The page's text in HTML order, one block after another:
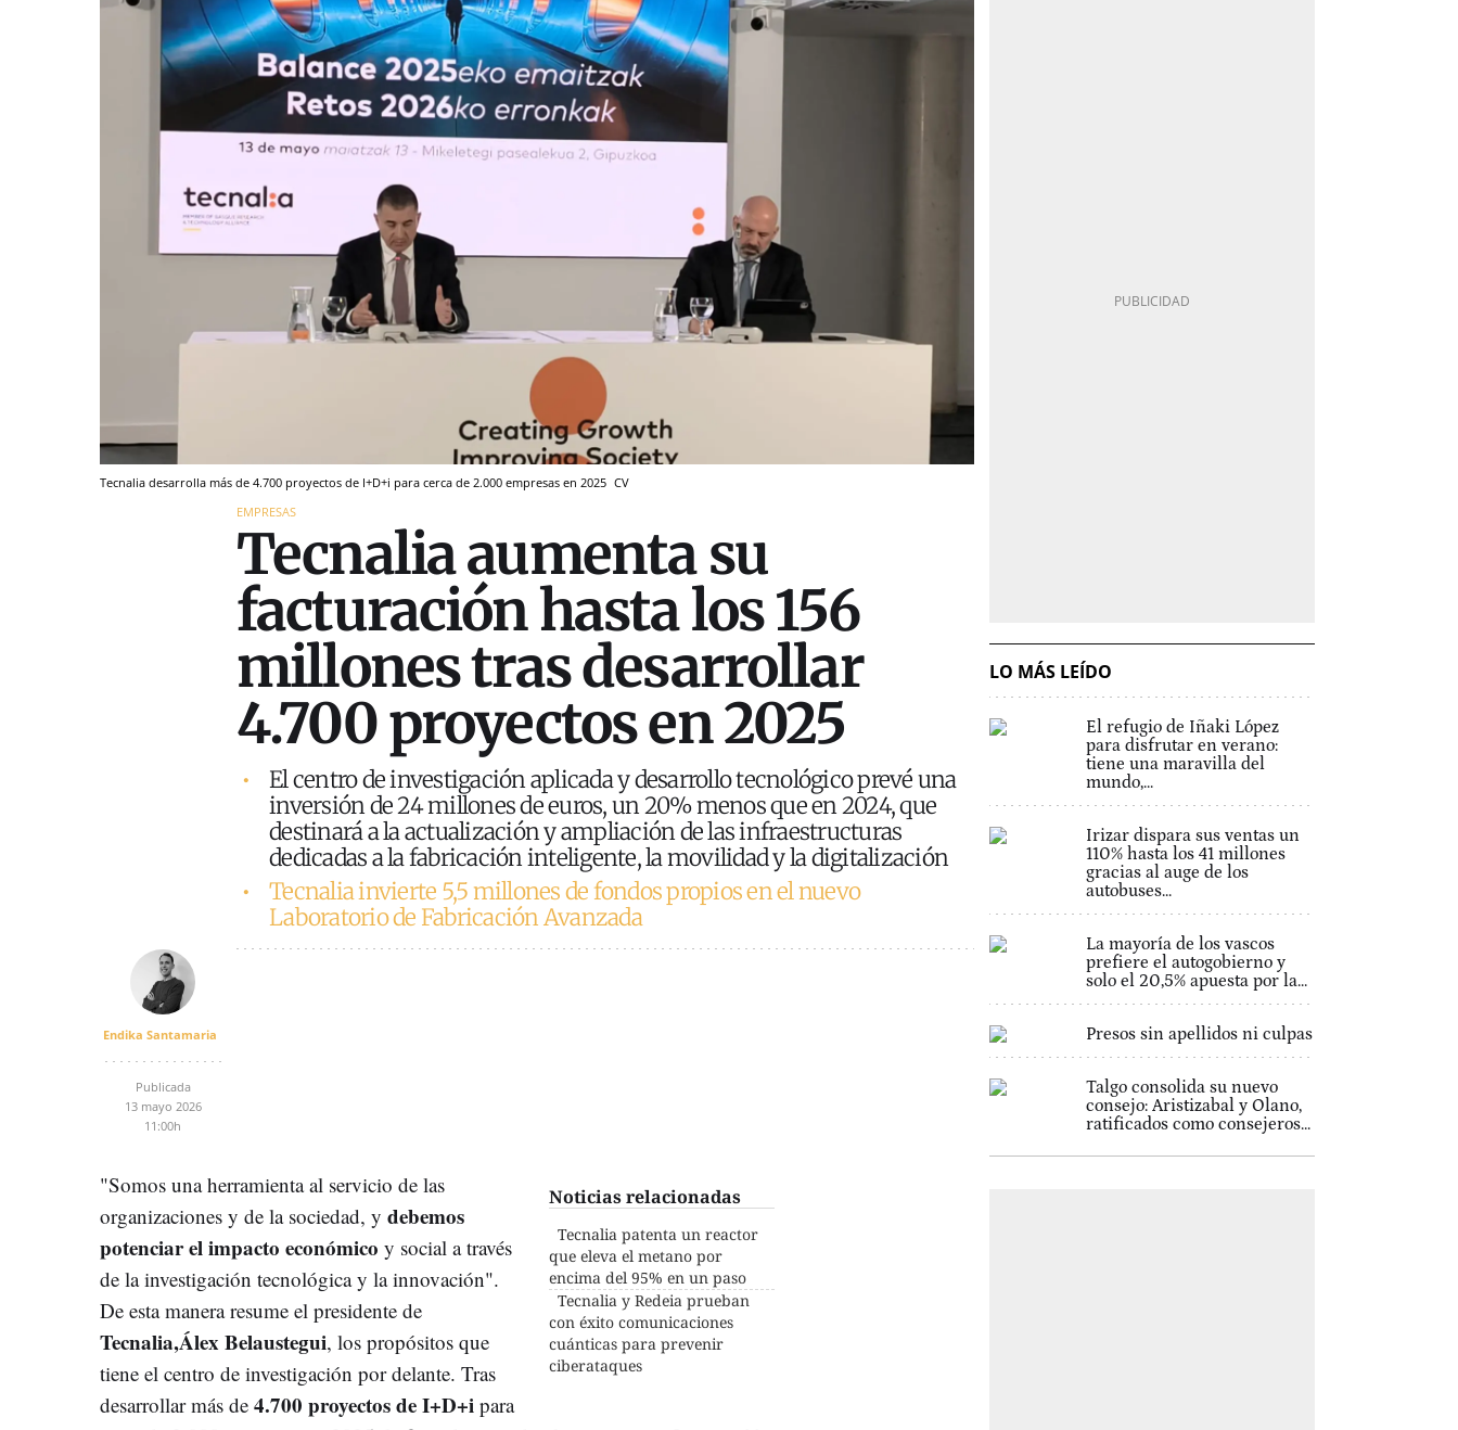
Tecnalia desarrolla más de 4.700 proyectos de I+D+i para cerca de 2.000 empresas en 2025 CV
EMPRESAS
Tecnalia aumenta su
facturación hasta los 156
millones tras desarrollar
4.700 proyectos en 2025
El centro de investigación aplicada y desarrollo tecnológico prevé una
inversión de 24 millones de euros, un 20% menos que en 2024, que
destinará a la actualización y ampliación de las infraestructuras
dedicadas a la fabricación inteligente, la movilidad y la digitalización
Tecnalia invierte 5,5 millones de fondos propios en el nuevo
Laboratorio de Fabricación Avanzada
Endika Santamaria
Publicada
13 mayo 2026
11:00h
Noticias relacionadas
Tecnalia patenta un reactor
que eleva el metano por
encima del 95% en un paso
Tecnalia y Redeia prueban
con éxito comunicaciones
cuánticas para prevenir
ciberataques
"Somos una herramienta al servicio de las
organizaciones y de la sociedad, y debemos
potenciar el impacto económico y social a través
de la investigación tecnológica y la innovación".
De esta manera resume el presidente de
Tecnalia,Álex Belaustegui, los propósitos que
tiene el centro de investigación por delante. Tras
desarrollar más de 4.700 proyectos de I+D+i para
LO MÁS LEÍDO
El refugio de Iñaki López
para disfrutar en verano:
tiene una maravilla del
mundo,...
Irizar dispara sus ventas un
110% hasta los 41 millones
gracias al auge de los
autobuses...
La mayoría de los vascos
prefiere el autogobierno y
solo el 20,5% apuesta por la...
Presos sin apellidos ni culpas
Talgo consolida su nuevo
consejo: Aristizabal y Olano,
ratificados como consejeros...